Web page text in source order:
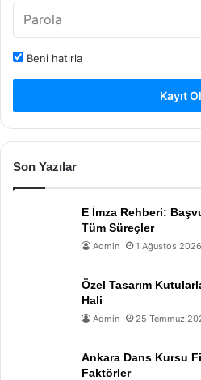
Beni hatırla
Kayıt Ol
Son Yazılar
E İmza Rehberi:
Tüm Süreçler
Admin 1 Ağustos 2026
Özel Tasarım
Hali
Admin 25 Temmuz
Ankara Dans Kursu
Faktörler